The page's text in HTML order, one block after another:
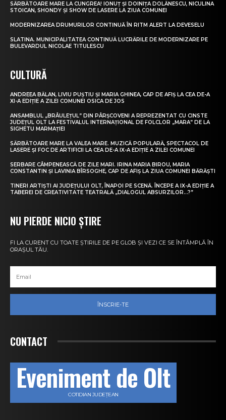
SĂRBĂTOARE MARE LA CUNGREA! IONUȚ ȘI DOINIȚA DOLĂNESCU, NICULINA
STOICAN, SHONDY ȘI SHOW DE LASERE LA ZIUA COMUNEI
MODERNIZAREA DRUMURILOR CONTINUĂ ÎN RITM ALERT LA DEVESELU
SLATINA. MUNICIPALITATEA CONTINUĂ LUCRĂRILE DE MODERNIZARE PE
BULEVARDUL NICOLAE TITULESCU
CULTURĂ
ANDREEA BĂLAN, LIVIU PUȘTIU ȘI MARIA GHINEA, CAP DE AFIȘ LA CEA DE-A
XI-A EDIȚIE A ZILEI COMUNEI OSICA DE JOS
ANSAMBLUL „BRÂULEȚUL” DIN PÂRȘCOVENI A REPREZENTAT CU CINSTE
JUDEȚUL OLT LA FESTIVALUL INTERNAȚIONAL DE FOLCLOR „MARA” DE LA
SIGHETU MARMAȚIEI
SĂRBĂTOARE MARE LA VALEA MARE. MUZICĂ POPULARĂ, SPECTACOL DE
LASERE ȘI FOC DE ARTIFICII LA CEA DE-A IX-A EDIȚIE A ZILEI COMUNEI
SERBARE CÂMPENEASCĂ DE ZILE MARI. IRINA MARIA BIROU, MARIA
CONSTANTIN ȘI LAVINIA BÎRSOGHE, CAP DE AFIȘ LA ZIUA COMUNEI BĂRĂȘTI
TINERI ARTIȘTI AI JUDEȚULUI OLT, ÎNAPOI PE SCENĂ. ÎNCEPE A IX-A EDIȚIE A
TABEREI DE CREATIVITATE TEATRALĂ „DIALOGUL ABSURZILOR…?”
NU PIERDE NICIO ȘTIRE
FI LA CURENT CU TOATE ȘTIRILE DE PE GLOB ȘI VEZI CE SE ÎNTÂMPLĂ ÎN
ORAȘUL TĂU.
ÎNSCRIE-TE
CONTACT
Eveniment de Olt
COTIDIAN JUDEȚEAN